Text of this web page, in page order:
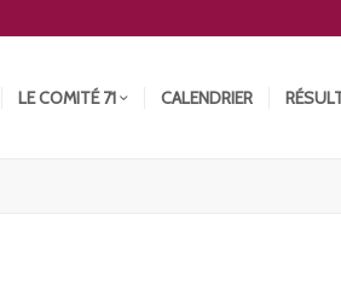
LE COMITÉ 71 CALENDRIER